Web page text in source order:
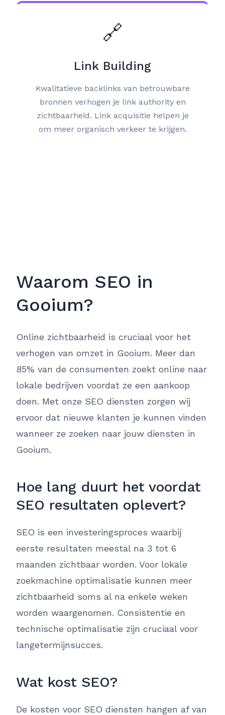
🔗
Link Building
Kwalitatieve backlinks van betrouwbare
bronnen verhogen je link authority en
zichtbaarheid. Link acquisitie helpen je
om meer organisch verkeer te krijgen.
Waarom SEO in
Gooium?
Online zichtbaarheid is cruciaal voor het
verhogen van omzet in Gooium. Meer dan
85% van de consumenten zoekt online naar
lokale bedrijven voordat ze een aankoop
doen. Met onze SEO diensten zorgen wij
ervoor dat nieuwe klanten je kunnen vinden
wanneer ze zoeken naar jouw diensten in
Gooium.
Hoe lang duurt het voordat
SEO resultaten oplevert?
SEO is een investeringsproces waarbij
eerste resultaten meestal na 3 tot 6
maanden zichtbaar worden. Voor lokale
zoekmachine optimalisatie kunnen meer
zichtbaarheid soms al na enkele weken
worden waargenomen. Consistentie en
technische optimalisatie zijn cruciaal voor
langetermijnsucces.
Wat kost SEO?
De kosten voor SEO diensten hangen af van